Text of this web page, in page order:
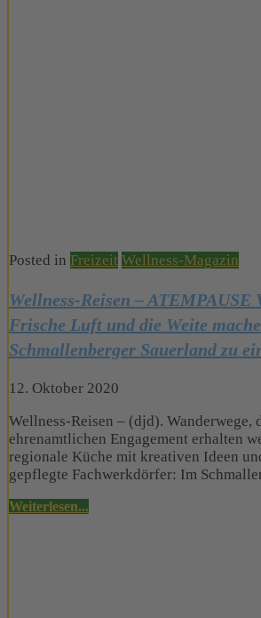
Posted in Freizeit Wellness-Magazin
Wellness-Reisen – ATEMPAUSE
Frische Luft und die Weite
Schmallenberger Sauerland zu
12. Oktober 2020
Wellness-Reisen – (djd). Wanderwege,
ehrenamtlichen Engagement erhalten
regionale Küche mit kreativen Ideen
gepflegte Fachwerkdörfer: Im
Weiterlesen...